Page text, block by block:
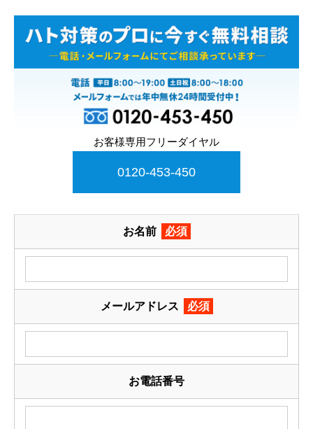
お客様専用フリーダイヤル
0120-453-450
お名前 必須
メールアドレス 必須
お電話番号